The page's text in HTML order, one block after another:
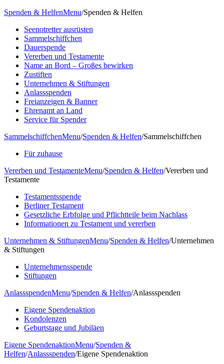
Spenden & HelfenMenu/Spenden & Helfen
Seenotretter ausrüsten
Sammelschiffchen
Dauerspende
Vererben und Testamente
Name an Bord – Großes bewirken
Zustiften
Unternehmen & Stiftungen
Anlassspenden
Freianzeigen & Banner
Ehrenamt an Land
Service für Spender
SammelschiffchenMenu/Spenden & Helfen/Sammelschiffchen
Für zuhause
Vererben und TestamenteMenu/Spenden & Helfen/Vererben und
Testamente
Testamentsspende
Berliner Testament
Gesetzliche Erbfolge und Pflichtteile beim Nachlass
Informationen zu Testament und vererben
Unternehmen & StiftungenMenu/Spenden & Helfen/Unternehmen
& Stiftungen
Unternehmensspende
Stiftungen
AnlassspendenMenu/Spenden & Helfen/Anlassspenden
Eigene Spendenaktion
Kondolenzen
Geburtstage und Jubiläen
Eigene SpendenaktionMenu/Spenden &
Helfen/Anlassspenden/Eigene Spendenaktion